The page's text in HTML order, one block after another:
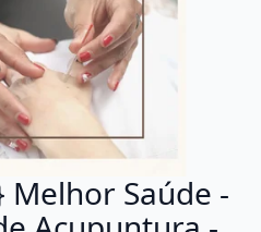
Melhor Saúde -